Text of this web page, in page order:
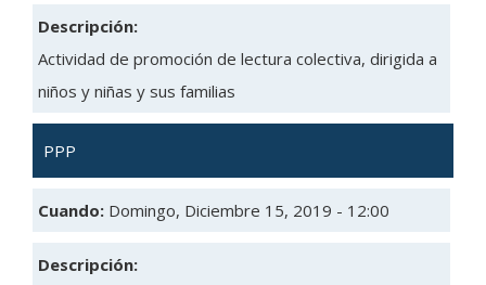
Descripción:
Actividad de promoción de lectura colectiva, dirigida a
niños y niñas y sus familias
PPP
Cuando: Domingo, Diciembre 15, 2019 - 12:00
Descripción: